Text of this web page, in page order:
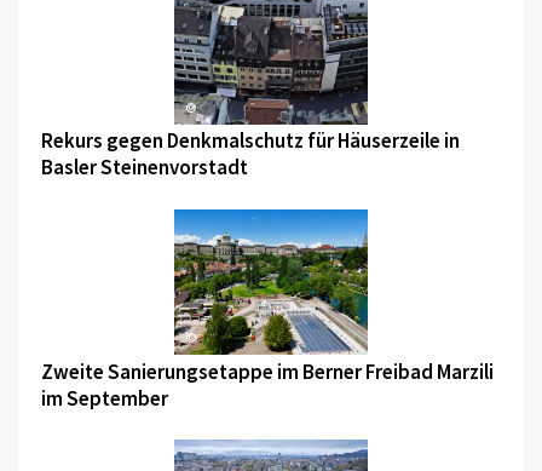
©
Rekurs gegen Denkmalschutz für Häuserzeile in
Basler Steinenvorstadt
©
Zweite Sanierungsetappe im Berner Freibad Marzili
im September